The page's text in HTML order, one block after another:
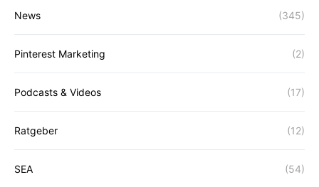
News (345)
Pinterest Marketing (2)
Podcasts & Videos (17)
Ratgeber (12)
SEA (54)